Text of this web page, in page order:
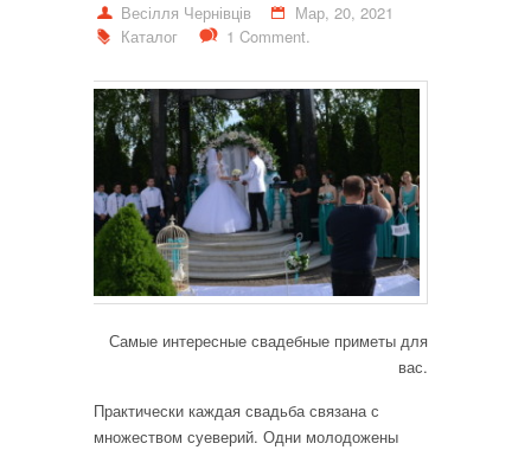
Весілля Чернівців
Мар, 20, 2021
Каталог
1 Comment.
Самые интересные свадебные приметы для
вас.
Практически каждая свадьба связана с
множеством суеверий. Одни молодожены